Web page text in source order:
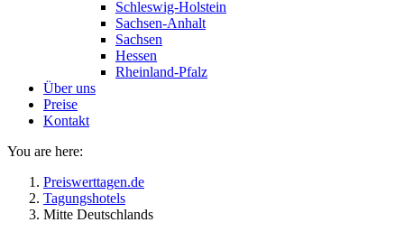
Schleswig-Holstein
Sachsen-Anhalt
Sachsen
Hessen
Rheinland-Pfalz
Über uns
Preise
Kontakt
You are here:
Preiswerttagen.de
Tagungshotels
Mitte Deutschlands